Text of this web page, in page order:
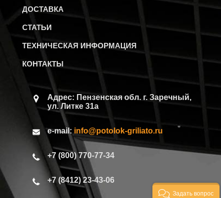
ДОСТАВКА
СТАТЬИ
ТЕХНИЧЕСКАЯ ИНФОРМАЦИЯ
КОНТАКТЫ
Адрес: Пензенская обл. г. Заречный,
ул. Литке 31а
e-mail: info@potolok-griliato.ru
+7 (800) 770-77-34
+7 (8412) 23-43-06
Задать вопрос